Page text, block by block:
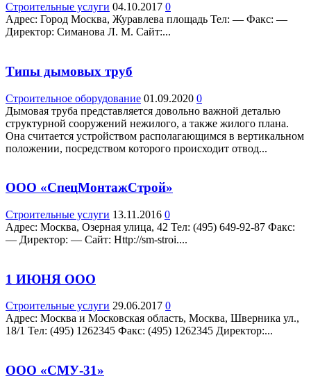
Строительные услуги 04.10.2017 0
Адрес: Город Москва, Журавлева площадь Teл: — Факс: —
Директор: Симанова Л. М. Сайт:...
Типы дымовых труб
Строительное оборудование 01.09.2020 0
Дымовая труба представляется довольно важной деталью
структурной сооружений нежилого, а также жилого плана.
Она считается устройством располагающимся в вертикальном
положении, посредством которого происходит отвод...
ООО «СпецМонтажСтрой»
Строительные услуги 13.11.2016 0
Адрес: Москва, Озерная улица, 42 Teл: (495) 649-92-87 Факс:
— Директор: — Сайт: Http://sm-stroi....
1 ИЮНЯ ООО
Строительные услуги 29.06.2017 0
Адрес: Москва и Московская область, Москва, Шверника ул.,
18/1 Teл: (495) 1262345 Факс: (495) 1262345 Директор:...
ООО «СМУ-31»